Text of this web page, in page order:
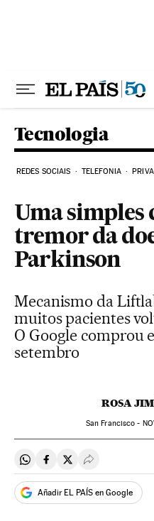
Tecnologia
REDES SOCIAIS TELEFONIA
Uma simples
tremor da
Parkinson
Mecanismo da
muitos pacientes
O Google comprou
setembro
ROSA
San Francisco -
Compartir en Whatsapp
Compartir en Facebook
Compartir en
Desplegar
Añadir EL PAÍS en Google